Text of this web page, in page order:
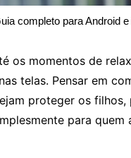
completo para Android
os momentos de
telas. Pensar em
proteger os
para quem